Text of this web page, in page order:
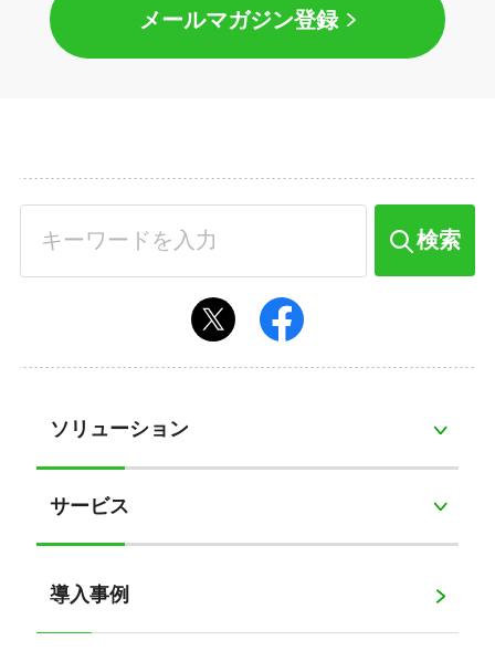
メールマガジン登録
検索
ソリューション
サービス
導入事例